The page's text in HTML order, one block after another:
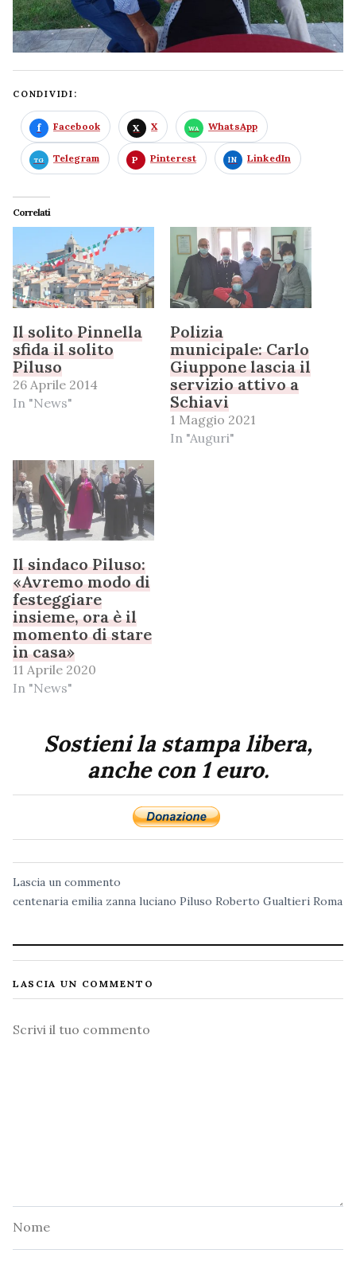
CONDIVIDI:
Facebook X WhatsApp
Telegram Pinterest LinkedIn
Correlati
Il solito Pinnella
sfida il solito
Piluso
26 Aprile 2014
In "News"
Polizia
municipale: Carlo
Giuppone lascia il
servizio attivo a
Schiavi
1 Maggio 2021
In "Auguri"
Il sindaco Piluso:
«Avremo modo di
festeggiare
insieme, ora è il
momento di stare
in casa»
11 Aprile 2020
In "News"
Sostieni la stampa libera,
anche con 1 euro.
Lascia un commento
centenaria emilia zanna luciano Piluso Roberto Gualtieri Roma
LASCIA UN COMMENTO
Commento